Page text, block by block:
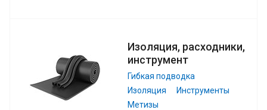
Изоляция, расходники,
инструмент
Гибкая подводка
Изоляция
Инструменты
Метизы